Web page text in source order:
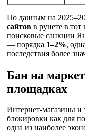
По данным на
сайтов в рунете в
поисковые санкции
— порядка 1–2%,
последствия более
Бан на
площадках
Интернет-магазины
блокировки как для
одна из наиболее